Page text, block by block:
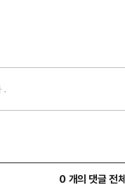
0 개의 댓글 전